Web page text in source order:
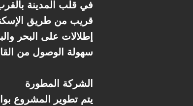
* في قلب المدينة
* قريب من طريق
* إطلالات على البحر
* سهولة الوصول من
الشركة المطورة
يتم تطوير المشروع